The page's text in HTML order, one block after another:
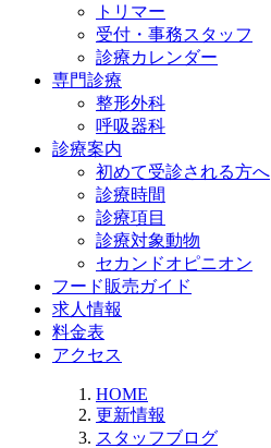
トリマー
受付・事務スタッフ
診療カレンダー
専門診療
整形外科
呼吸器科
診療案内
初めて受診される方へ
診療時間
診療項目
診療対象動物
セカンドオピニオン
フード販売ガイド
求人情報
料金表
アクセス
HOME
更新情報
スタッフブログ